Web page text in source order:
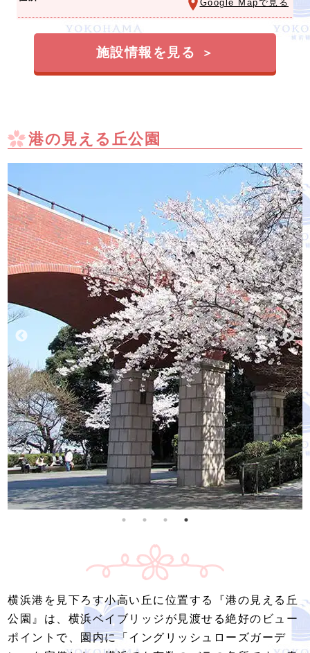
Google Mapで見る
施設情報を見る
港の見える丘公園
横浜港を見下ろす小高い丘に位置する『港の見える丘
公園』は、横浜ベイブリッジが見渡せる絶好のビュー
ポイントで、園内に「イングリッシュローズガーデ